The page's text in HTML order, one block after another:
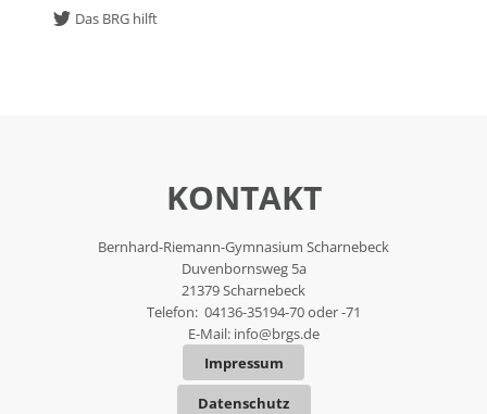
Das BRG hilft
KONTAKT
Bernhard-Riemann-Gymnasium Scharnebeck
Duvenbornsweg 5a
21379 Scharnebeck
Telefon: 04136-35194-70 oder -71
E-Mail: info@brgs.de
Impressum
Datenschutz